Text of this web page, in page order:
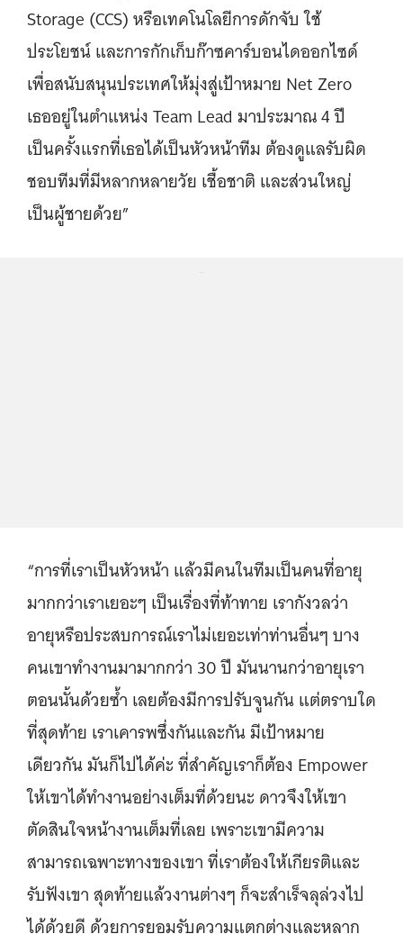
Storage (CCS) หรือเทคโนโลยีการดักจับ ใช้
ประโยชน์ และการกักเก็บก๊าซคาร์บอนไดออกไซด์
เพื่อสนับสนุนประเทศให้มุ่งสู่เป้าหมาย Net Zero
เธออยู่ในตำแหน่ง Team Lead มาประมาณ 4 ปี
เป็นครั้งแรกที่เธอได้เป็นหัวหน้าทีม ต้องดูแลรับผิด
ชอบทีมที่มีหลากหลายวัย เชื้อชาติ และส่วนใหญ่
เป็นผู้ชายด้วย”
“การที่เราเป็นหัวหน้า แล้วมีคนในทีมเป็นคนที่อายุ
มากกว่าเราเยอะๆ เป็นเรื่องที่ท้าทาย เรากังวลว่า
อายุหรือประสบการณ์เราไม่เยอะเท่าท่านอื่นๆ บาง
คนเขาทำงานมามากกว่า 30 ปี มันนานกว่าอายุเรา
ตอนนั้นด้วยซ้ำ เลยต้องมีการปรับจูนกัน แต่ตราบใด
ที่สุดท้าย เราเคารพซึ่งกันและกัน มีเป้าหมาย
เดียวกัน มันก็ไปได้ค่ะ ที่สำคัญเราก็ต้อง Empower
ให้เขาได้ทำงานอย่างเต็มที่ด้วยนะ ดาวจึงให้เขา
ตัดสินใจหน้างานเต็มที่เลย เพราะเขามีความ
สามารถเฉพาะทางของเขา ที่เราต้องให้เกียรติและ
รับฟังเขา สุดท้ายแล้วงานต่างๆ ก็จะสำเร็จลุล่วงไป
ได้ด้วยดี ด้วยการยอมรับความแตกต่างและหลาก